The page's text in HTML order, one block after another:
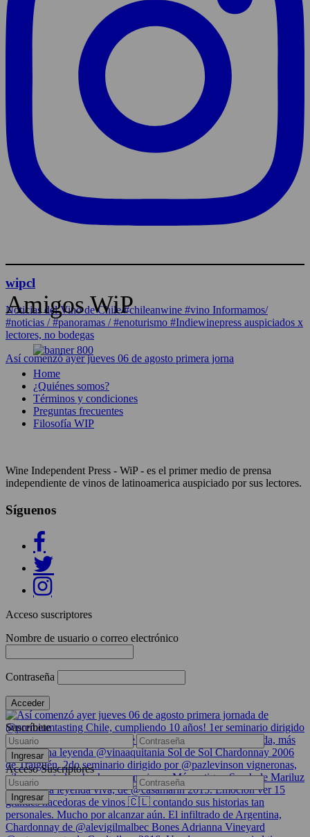
wipcl
Noticias del Vino de Chile/#chileanwine #vino Informamos/
#noticias / #panoramas / #enoturismo #Indiewinepress auspiciados x
lectores, no bodegas
Así comenzó ayer jueves 06 de agosto primera jorna
Amigos WiP
Home
¿Quiénes somos?
Términos y condiciones
Preguntas frecuentes
Filosofía WIP
Wine Independent Press - WiP - es el primer medio de prensa
independiente de vinos de latinoamerica auspiciado por sus lectores.
Síguenos
Acceso suscriptores
Nombre de usuario o correo electrónico
Contraseña
Suscríbete
Acceso Suscriptores